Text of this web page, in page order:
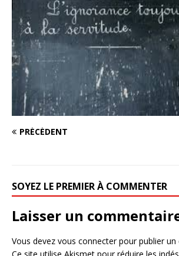
PRÉCÉDENT
SOYEZ LE PREMIER À COMMENTER
Laisser un
Vous devez vous connecterpour publier un